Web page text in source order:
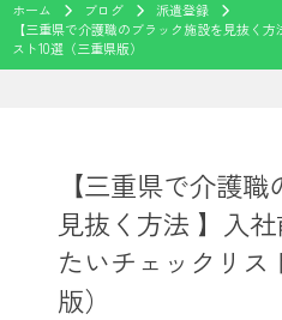
ホーム ブログ
派遣登録
【三重県で介護職のブラック施設を見抜く
スト10選（三重県版）
【三重県で介護
見抜く方法 】入
たいチェックリス
版）